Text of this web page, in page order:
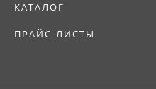
КАТАЛОГ
ПРАЙС-ЛИСТЫ